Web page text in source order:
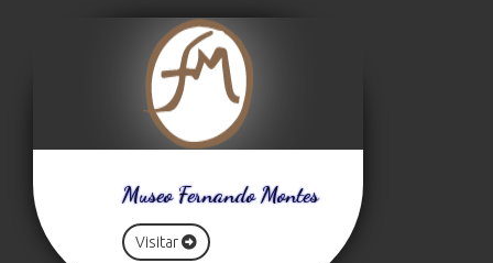
Museo Fernando Montes
Visitar